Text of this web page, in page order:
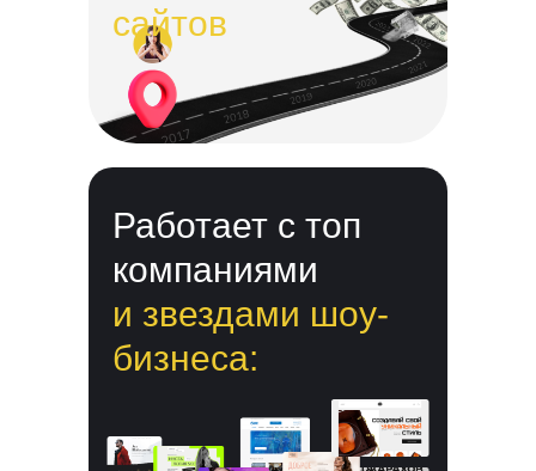
Работает с топ
компаниями
и звездами шоу-
бизнеса:
сайтов